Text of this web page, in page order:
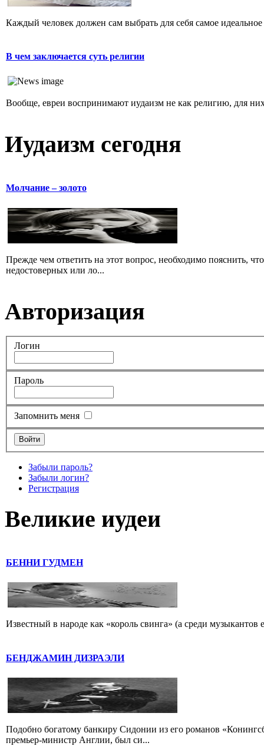
Каждый человек должен сам выбрать для себя самое
В чем заключается суть религии
Вообще, евреи воспринимают иудаизм не как религию, для
Иудаизм сегодня
Молчание – золото
Прежде чем ответить на этот вопрос, необходимо пояснить,
недостоверных или ло...
Авторизация
Логин
Пароль
Запомнить меня
Забыли пароль?
Забыли логин?
Регистрация
Великие иудеи
БЕННИ ГУДМЕН
Известный в народе как «король свинга» (а среди
БЕНДЖАМИН ДИЗРАЭЛИ
Подобно богатому банкиру Сидонии из его романов
премьер-министр Англии, был си...